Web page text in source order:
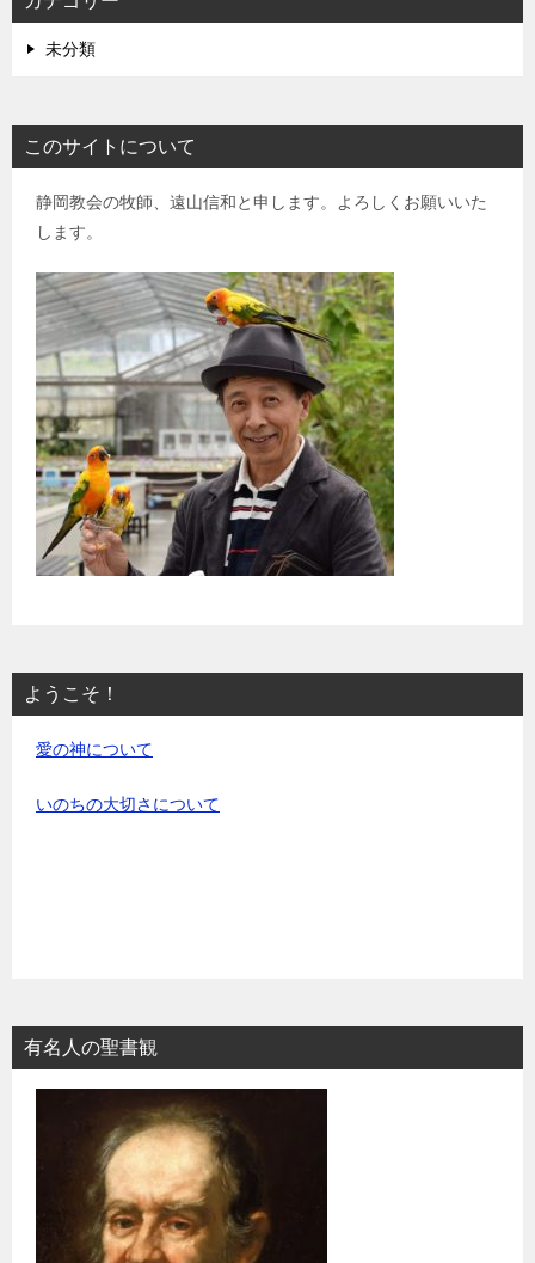
未分類
このサイトについて
静岡教会の牧師、遠山信和と申します。よろしくお願いいた
します。
ようこそ！
愛の神について
いのちの大切さについて
有名人の聖書観